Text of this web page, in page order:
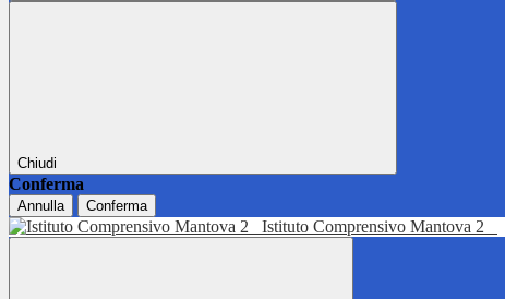
Chiudi
Conferma
Annulla Conferma
Istituto Comprensivo Mantova 2